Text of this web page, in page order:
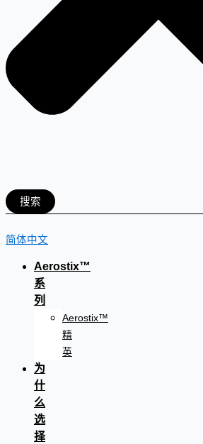
搜索
简体中文
Aerostix™
系
列
Aerostix™
精
英
为
什
么
选
择